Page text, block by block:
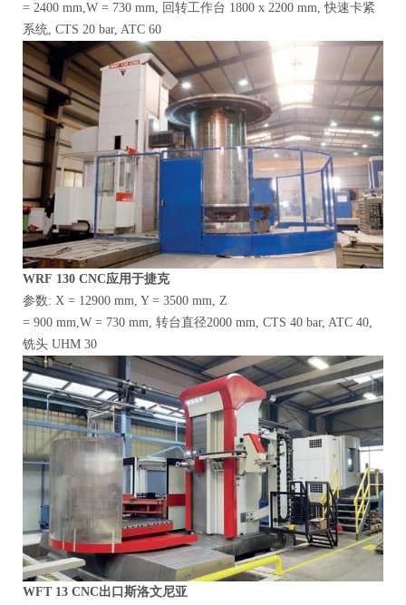
= 2400 mm,W = 730 mm, 回转工作台 1800 x 2200 mm, 快速卡紧
系统, CTS 20 bar, ATC 60
WRF 130 CNC应用于捷克
参数: X = 12900 mm, Y = 3500 mm, Z
= 900 mm,W = 730 mm, 转台直径2000 mm, CTS 40 bar, ATC 40,
铣头 UHM 30
WFT 13 CNC出口斯洛文尼亚